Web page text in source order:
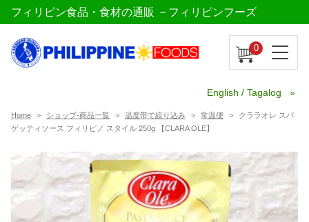
フィリピン食品・食材の通販 －フィリピンフーズ
0
English / Tagalog
Home ショップ-商品一覧 温度帯で絞り込み 常温便
クララオレ スパ
ゲッティソース フィリピノ スタイル 250g 【CLARA OLE】